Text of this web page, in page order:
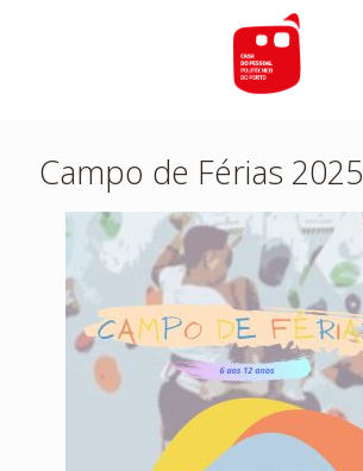
Campo de Férias 2025